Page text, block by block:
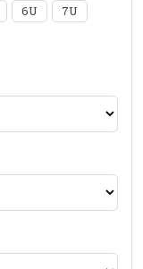
6U
7U